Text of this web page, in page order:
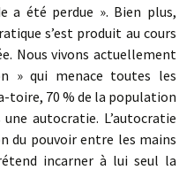
a été perdue ». Bien plus,
s’est produit au cours
Nous vivons actuellement
» qui menace toutes les
toire, 70 % de la population
autocratie. L’autocratie
du pouvoir entre les mains
incarner à lui seul la